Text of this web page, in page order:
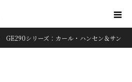
GE290シリーズ：カール・ハンセン＆サン